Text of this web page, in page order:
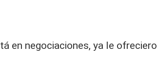
en negociaciones, ya le